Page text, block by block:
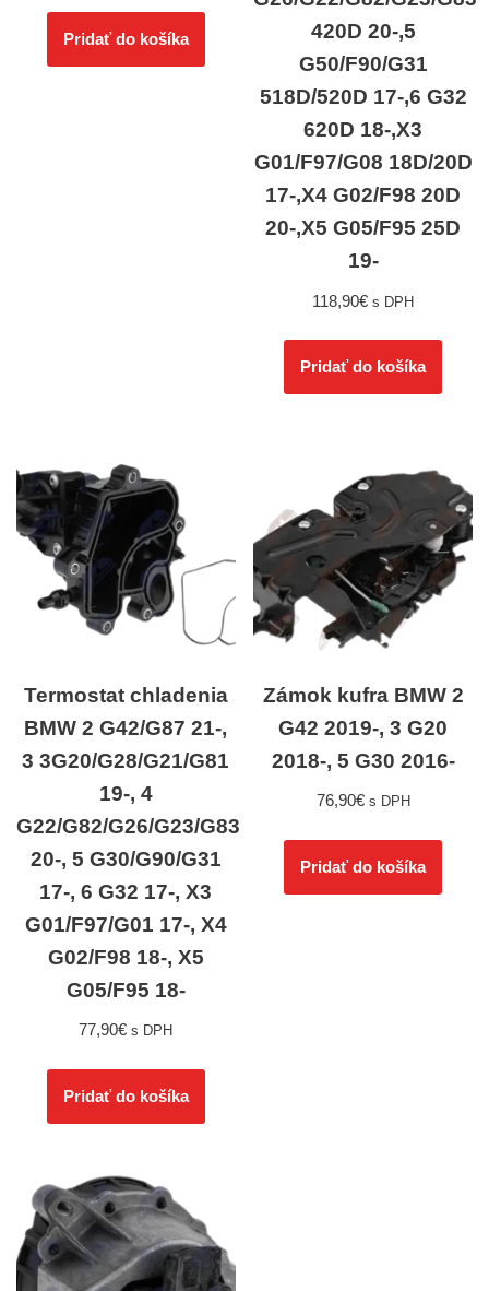
Pridať do košíka
420D 20-,5
G50/F90/G31
518D/520D 17-,6 G32
620D 18-,X3
G01/F97/G08 18D/20D
17-,X4 G02/F98 20D
20-,X5 G05/F95 25D
19-
118,90€ s DPH
Pridať do košíka
Termostat chladenia
BMW 2 G42/G87 21-,
3 3G20/G28/G21/G81
19-, 4
G22/G82/G26/G23/G83
20-, 5 G30/G90/G31
17-, 6 G32 17-, X3
G01/F97/G01 17-, X4
G02/F98 18-, X5
G05/F95 18-
77,90€ s DPH
Pridať do košíka
Zámok kufra BMW 2
G42 2019-, 3 G20
2018-, 5 G30 2016-
76,90€ s DPH
Pridať do košíka